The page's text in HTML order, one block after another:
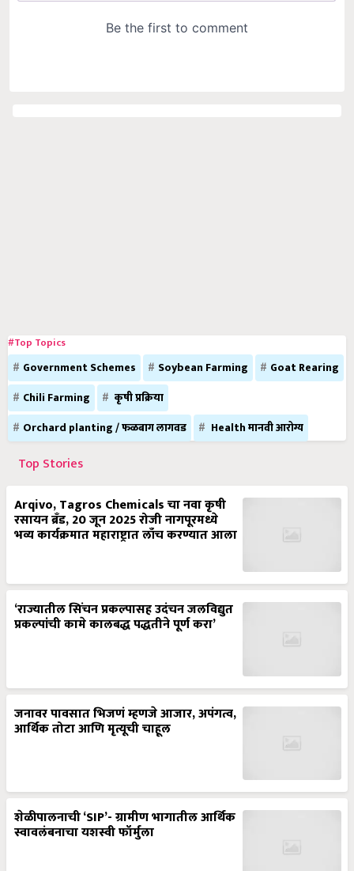
#Top Topics
Government Schemes Soybean Farming
Goat Rearing
Chili Farming
कृषी प्रक्रिया
Orchard planting / फळबाग लागवड
Health मानवी आरोग्य
Top Stories
Arqivo, Tagros Chemicals चा नवा कृषी
रसायन ब्रँड, 20 जून 2025 रोजी नागपूरमध्ये
भव्य कार्यक्रमात महाराष्ट्रात लाँच करण्यात आला
‘राज्यातील सिंचन प्रकल्पासह उदंचन जलविद्युत
प्रकल्पांची कामे कालबद्ध पद्धतीने पूर्ण करा’
जनावर पावसात भिजणं म्हणजे आजार, अपंगत्व,
आर्थिक तोटा आणि मृत्यूची चाहूल
शेळीपालनाची ‘SIP’- ग्रामीण भागातील आर्थिक
स्वावलंबनाचा यशस्वी फॉर्मुला